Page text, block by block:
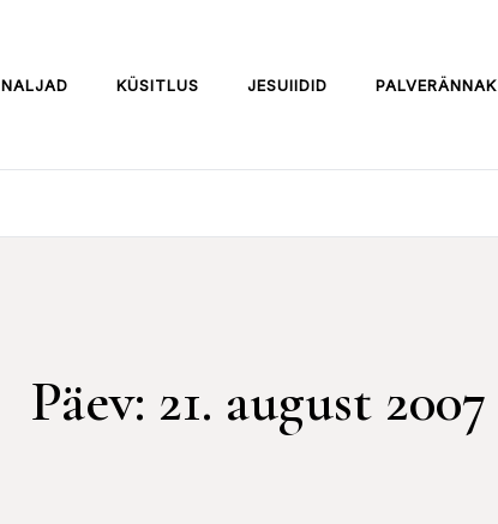
NALJAD KÜSITLUS JESUIIDID PALVERÄNNAK
Päev: 21. august 2007